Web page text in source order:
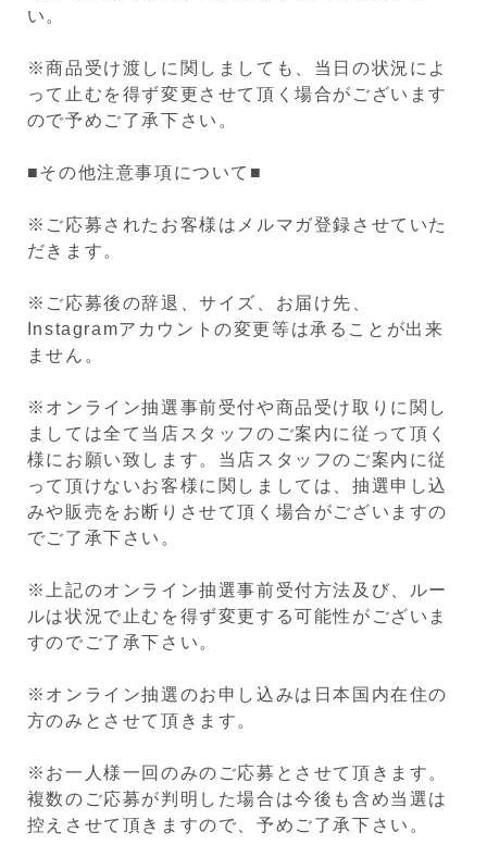
い。
※商品受け渡しに関しましても、当日の状況によ
って止むを得ず変更させて頂く場合がございます
ので予めご了承下さい。
■その他注意事項について■
※ご応募されたお客様はメルマガ登録させていた
だきます。
※ご応募後の辞退、サイズ、お届け先、
Instagramアカウントの変更等は承ることが出来
ません。
※オンライン抽選事前受付や商品受け取りに関し
ましては全て当店スタッフのご案内に従って頂く
様にお願い致します。当店スタッフのご案内に従
って頂けないお客様に関しましては、抽選申し込
みや販売をお断りさせて頂く場合がございますの
でご了承下さい。
※上記のオンライン抽選事前受付方法及び、ルー
ルは状況で止むを得ず変更する可能性がございま
すのでご了承下さい。
※オンライン抽選のお申し込みは日本国内在住の
方のみとさせて頂きます。
※お一人様一回のみのご応募とさせて頂きます。
複数のご応募が判明した場合は今後も含め当選は
控えさせて頂きますので、予めご了承下さい。